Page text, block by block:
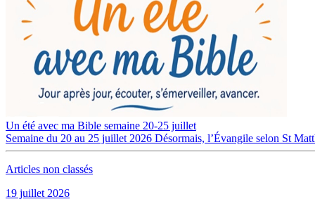
Un été avec ma Bible semaine 20-25 juillet
Semaine du 20 au 25 juillet 2026 Désormais, l’Évangile selon St
Articles non classés
19 juillet 2026